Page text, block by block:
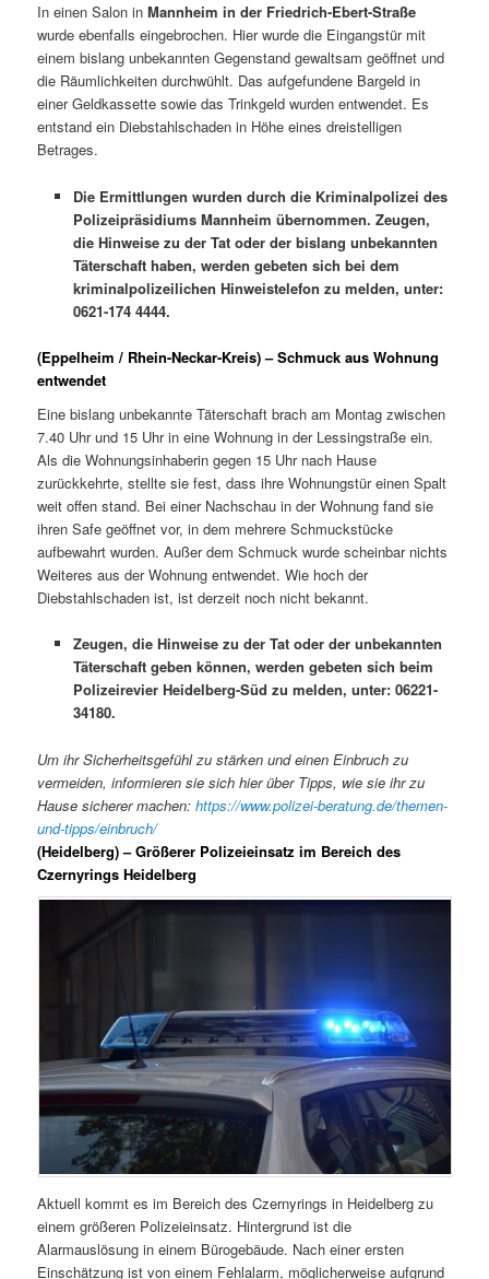
In einen Salon inMannheim in der Friedrich-Ebert-Straße
wurde ebenfalls eingebrochen. Hier wurde die Eingangstür mit
einem bislang unbekannten Gegenstand gewaltsam geöffnet und
die Räumlichkeiten durchwühlt. Das aufgefundene Bargeld in
einer Geldkassette sowie das Trinkgeld wurden entwendet. Es
entstand ein Diebstahlschaden in Höhe eines dreistelligen
Betrages.
Die Ermittlungen wurden durch die Kriminalpolizei des
Polizeipräsidiums Mannheim übernommen. Zeugen,
die Hinweise zu der Tat oder der bislang unbekannten
Täterschaft haben, werden gebeten sich bei dem
kriminalpolizeilichen Hinweistelefon zu melden, unter:
0621-174 4444.
(Eppelheim / Rhein-Neckar-Kreis) – Schmuck aus Wohnung
entwendet
Eine bislang unbekannte Täterschaft brach am Montag zwischen
7.40 Uhr und 15 Uhr in eine Wohnung in der Lessingstraße ein.
Als die Wohnungsinhaberin gegen 15 Uhr nach Hause
zurückkehrte, stellte sie fest, dass ihre Wohnungstür einen Spalt
weit offen stand. Bei einer Nachschau in der Wohnung fand sie
ihren Safe geöffnet vor, in dem mehrere Schmuckstücke
aufbewahrt wurden. Außer dem Schmuck wurde scheinbar nichts
Weiteres aus der Wohnung entwendet. Wie hoch der
Diebstahlschaden ist, ist derzeit noch nicht bekannt.
Zeugen, die Hinweise zu der Tat oder der unbekannten
Täterschaft geben können, werden gebeten sich beim
Polizeirevier Heidelberg-Süd zu melden, unter: 06221-
34180.
Um ihr Sicherheitsgefühl zu stärken und einen Einbruch zu
vermeiden, informieren sie sich hier über Tipps, wie sie ihr zu
Hause sicherer machen:https://www.polizei-beratung.de/themen-
und-tipps/einbruch/
(Heidelberg) – Größerer Polizeieinsatz im Bereich des
Czernyrings Heidelberg
Aktuell kommt es im Bereich des Czernyrings in Heidelberg zu
einem größeren Polizeieinsatz. Hintergrund ist die
Alarmauslösung in einem Bürogebäude. Nach einer ersten
Einschätzung ist von einem Fehlalarm, möglicherweise aufgrund